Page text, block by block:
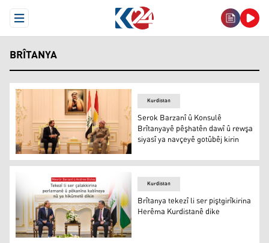
Open Menu
BRÎTANYA
Serok Barzanî û Konsulê Brîtanyayê pêşhatên dawî û
Kurdistan
Serok Barzanî û Konsulê
Brîtanyayê pêşhatên dawî û rewşa
siyasî ya navçeyê gotûbêj kirin
Kurdistan
Brîtanya tekezî li ser piştgirîkirina
Herêma Kurdistanê dike